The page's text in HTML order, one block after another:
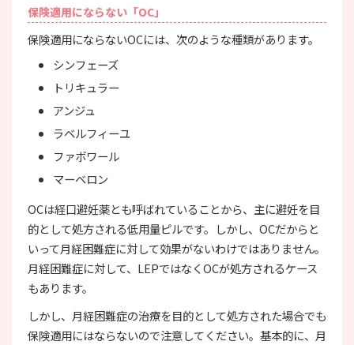
保険適用にならない「OC」
保険適用にならないOCには、次のような種類があります。
シンフェーズ
トリキュラー
アンジュ
ラベルフィーユ
ファボワール
マーベロン
OCは経口避妊薬とも呼ばれていることから、主に避妊を目
的として処方される低用量ピルです。しかし、OCだからと
いって月経困難症に対して効果がないわけではありません。
月経困難症に対して、LEPではなくOCが処方されるケース
もあります。
しかし、月経困難症の治療を目的として処方された場合でも
保険適用にはならないので注意してください。基本的に、月